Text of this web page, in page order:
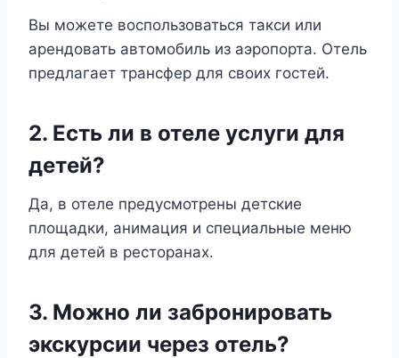
Вы можете воспользоваться такси или
арендовать автомобиль из аэропорта. Отель
предлагает трансфер для своих гостей.
2. Есть ли в отеле услуги для
детей?
Да, в отеле предусмотрены детские
площадки, анимация и специальные меню
для детей в ресторанах.
3. Можно ли забронировать
экскурсии через отель?